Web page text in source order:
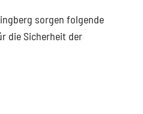
sorgen folgende
die Sicherheit der